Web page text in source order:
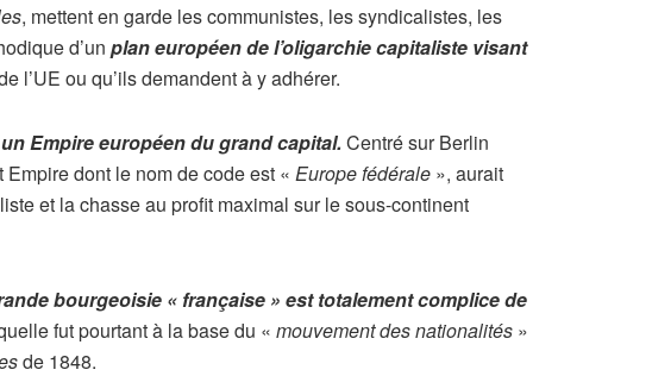
, mettent en garde les communistes, les syndicalistes, les
d’un plan européen de l’oligarchie capitaliste visant
l’UE ou qu’ils demandent à y adhérer.
Empire européen du grand capital. Centré sur Berlin
dont le nom de code est « Europe fédérale », aurait
et la chasse au profit maximal sur le sous-continent
bourgeoisie « française » est totalement complice de
fut pourtant à la base du « mouvement des nationalités »
de 1848.